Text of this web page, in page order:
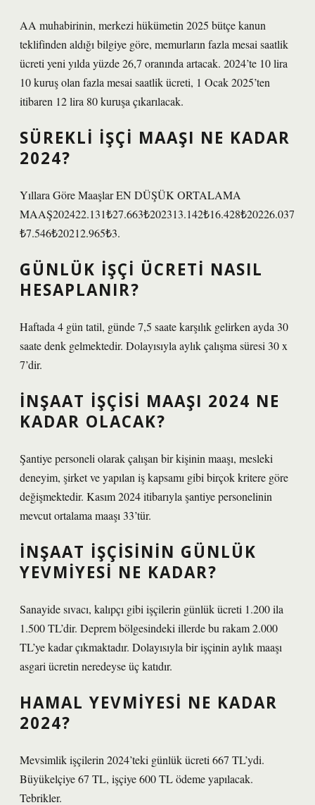
AA muhabirinin, merkezi hükümetin 2025 bütçe kanun
teklifinden aldığı bilgiye göre, memurların fazla mesai saatlik
ücreti yeni yılda yüzde 26,7 oranında artacak. 2024’te 10 lira
10 kuruş olan fazla mesai saatlik ücreti, 1 Ocak 2025’ten
itibaren 12 lira 80 kuruşa çıkarılacak.
SÜREKLI IŞÇI MAAŞI NE KADAR
2024?
Yıllara Göre Maaşlar EN DÜŞÜK ORTALAMA
MAAŞ202422.131₺27.663₺202313.142₺16.428₺20226.037
₺7.546₺20212.965₺3.
GÜNLÜK IŞÇI ÜCRETI NASIL
HESAPLANIR?
Haftada 4 gün tatil, günde 7,5 saate karşılık gelirken ayda 30
saate denk gelmektedir. Dolayısıyla aylık çalışma süresi 30 x
7’dir.
İNŞAAT IŞÇISI MAAŞI 2024 NE
KADAR OLACAK?
Şantiye personeli olarak çalışan bir kişinin maaşı, mesleki
deneyim, şirket ve yapılan iş kapsamı gibi birçok kritere göre
değişmektedir. Kasım 2024 itibarıyla şantiye personelinin
mevcut ortalama maaşı 33’tür.
İNŞAAT IŞÇISININ GÜNLÜK
YEVMIYESI NE KADAR?
Sanayide sıvacı, kalıpçı gibi işçilerin günlük ücreti 1.200 ila
1.500 TL’dir. Deprem bölgesindeki illerde bu rakam 2.000
TL’ye kadar çıkmaktadır. Dolayısıyla bir işçinin aylık maaşı
asgari ücretin neredeyse üç katıdır.
HAMAL YEVMIYESI NE KADAR
2024?
Mevsimlik işçilerin 2024’teki günlük ücreti 667 TL’ydi.
Büyükelçiye 67 TL, işçiye 600 TL ödeme yapılacak.
Tebrikler.